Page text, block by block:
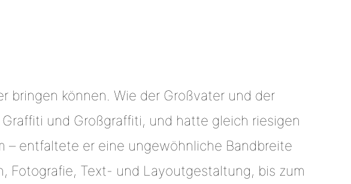
bringen können. Wie der Großvater und der
und Großgraffiti, und hatte gleich riesigen
– entfaltete er eine ungewöhnliche Bandbreite
Fotografie, Text- und Layoutgestaltung, bis zum